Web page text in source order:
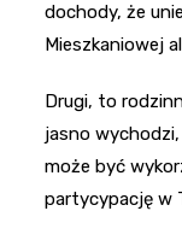
dochody, że
Mieszkaniowej
Drugi, to
jasno
może być
partycypację w